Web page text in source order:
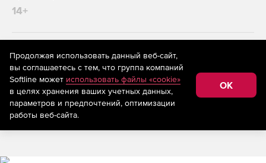
Соответствие регуляторным
Сертификация ФСТЭК России.
Сертификация ОАЦ Республики Беларусь.
14+
На информационном ресурсе store.softline.ru применяются
рекомендательные технологии
(информационные технологии
предоставления информации на основе сбора,
систематизации и анализа сведений, относящихся к
предпочтениям пользователей сети «Интернет»,
находящихся на территории Российской Федерации)
Продолжая использовать данный веб-сайт,
вы соглашаетесь с тем, что группа компаний
Softline может использовать файлы «cookie»
в целях хранения ваших учетных данных,
параметров и предпочтений, оптимизации
работы веб-сайта.
OK